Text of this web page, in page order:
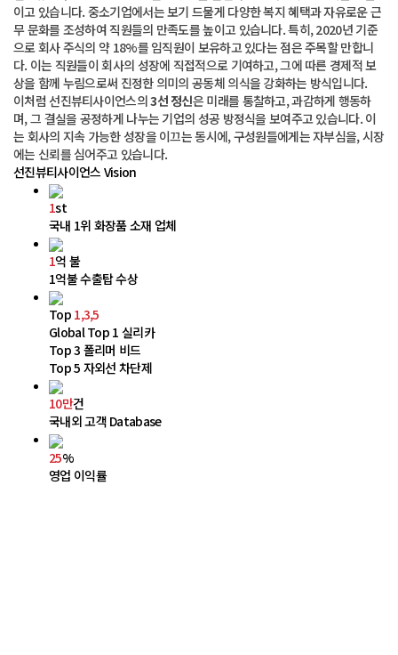
이고 있습니다. 중소기업에서는 보기 드물게 다양한 복지 혜택과 자유로운 근
무 문화를 조성하여 직원들의 만족도를 높이고 있습니다. 특히, 2020년 기준
으로 회사 주식의 약 18%를 임직원이 보유하고 있다는 점은 주목할 만합니
다. 이는 직원들이 회사의 성장에 직접적으로 기여하고, 그에 따른 경제적 보
상을 함께 누림으로써 진정한 의미의 공동체 의식을 강화하는 방식입니다.
이처럼 선진뷰티사이언스의 3선 정신은 미래를 통찰하고, 과감하게 행동하
며, 그 결실을 공정하게 나누는 기업의 성공 방정식을 보여주고 있습니다. 이
는 회사의 지속 가능한 성장을 이끄는 동시에, 구성원들에게는 자부심을, 시장
에는 신뢰를 심어주고 있습니다.
선진뷰티사이언스 Vision
1st
국내 1위 화장품 소재 업체
1억 불
1억불 수출탑 수상
Top 1,3,5
Global Top 1 실리카
Top 3 폴리머 비드
Top 5 자외선 차단제
10만건
국내외 고객 Database
25%
영업 이익률